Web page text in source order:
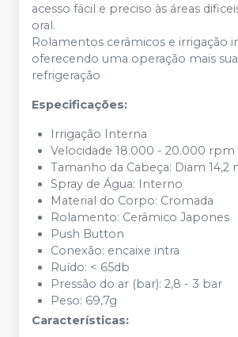
acesso fácil e preciso às áreas
oral.
Rolamentos cerâmicos e irrigação
oferecendo uma operação mais
refrigeração
Especificações:
Irrigação Interna
Velocidade 18.000 - 20.000 rpm
Tamanho da Cabeça: Diam 14,2
Spray de Água: Interno
Material do Corpo: Cromada
Rolamento: Cerâmico Japones
Push Button
Conexão: encaixe intra
Ruído: < 65db
Pressão do ar (bar): 2,8 - 3 bar
Peso: 69,7g
Características: